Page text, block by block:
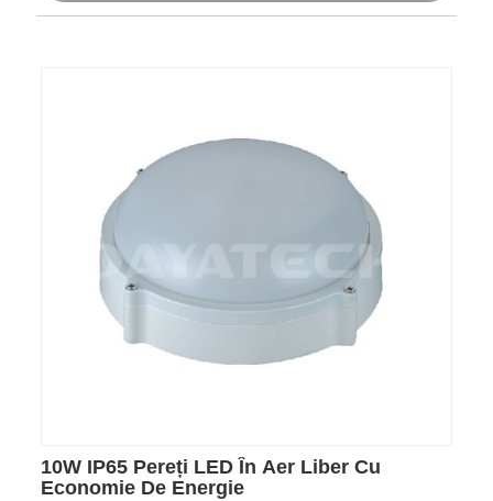
10W IP65 Pereți LED În Aer Liber Cu
Economie De Energie